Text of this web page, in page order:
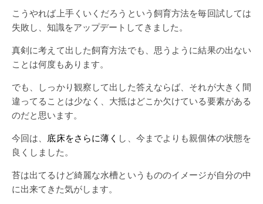
こうやれば上手くいくだろうという飼育方法を毎回試しては
失敗し、知識をアップデートしてきました。
真剣に考えて出した飼育方法でも、思うように結果の出ない
ことは何度もあります。
でも、しっかり観察して出した答えならば、それが大きく間
違ってることは少なく、大抵はどこか欠けている要素がある
のだと思います。
今回は、 底床をさらに薄く し、今までよりも親個体の状態を
良くしました。
苔は出てるけど綺麗な水槽というもののイメージが自分の中
に出来てきた気がします。